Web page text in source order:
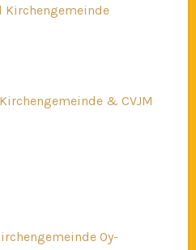
Kirchengemeinde
& CVJM
Oy-